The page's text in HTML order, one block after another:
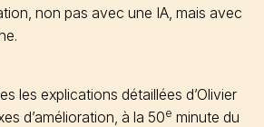
non pas avec une IA, mais avec
les explications détaillées d’Olivier
d’amélioration, à la 50e minute du